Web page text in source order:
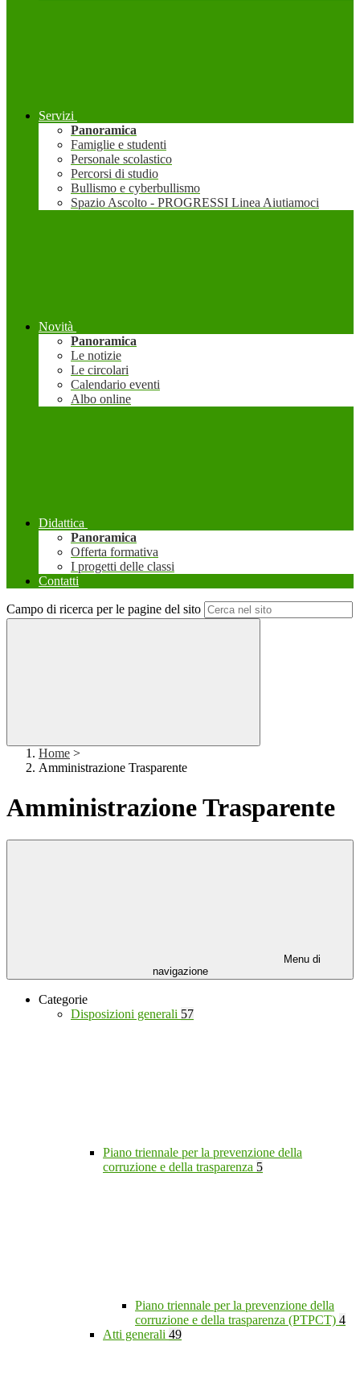
Servizi
Panoramica
Famiglie e studenti
Personale scolastico
Percorsi di studio
Bullismo e cyberbullismo
Spazio Ascolto - PROGRESSI Linea Aiutiamoci
Novità
Panoramica
Le notizie
Le circolari
Calendario eventi
Albo online
Didattica
Panoramica
Offerta formativa
I progetti delle classi
Contatti
Campo di ricerca per le pagine del sito
Home >
Amministrazione Trasparente
Amministrazione Trasparente
Menu di
navigazione
Categorie
Disposizioni generali 57
Piano triennale per la prevenzione della
corruzione e della trasparenza 5
Piano triennale per la prevenzione della
corruzione e della trasparenza (PTPCT) 4
Atti generali 49